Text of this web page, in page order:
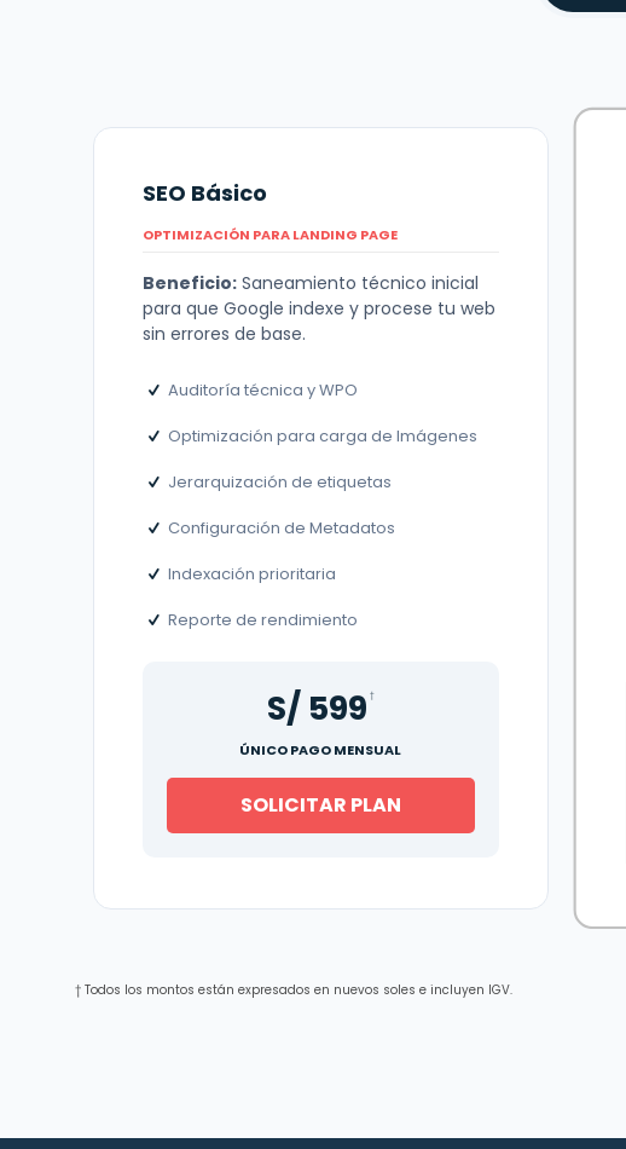
SEO Básico
OPTIMIZACIÓN PARA LANDING PAGE
Beneficio: Saneamiento técnico inicial
para que Google indexe y procese tu web
sin errores de base.
Auditoría técnica y WPO
Optimización para carga de Imágenes
Jerarquización de etiquetas
Configuración de Metadatos
Indexación prioritaria
Reporte de rendimiento
S/ 599 †
ÚNICO PAGO MENSUAL
SOLICITAR PLAN
† Todos los montos están expresados en nuevos soles e incluyen IGV.